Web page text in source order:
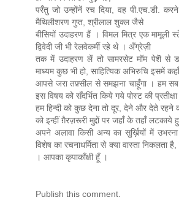
परँतु जो उन्होंनें रच दिया, वह पी.एच.डी.
मैथिलीशरण गुप्त, श्रीलाल शुक्ल जैसे
बीसियों उदाहरण हैं । विमल मित्र एक मामूली
द्विवेदी जी भी रेलवेकर्मी रहे थे । अँग्रेज़ी
तक में उदाहरण लें तो सामरसेट मॉम पेशॆ से
माध्यम कुछ भी हो, साहित्यिक अभिरुचि इसमें
आपसे जरा तफ़्सील से समझना चाहूँगा । हम
इस विषय को सँदर्भित किये गये पोस्ट की
हम हिन्दी को कुछ देना तो दूर, देने और देते रहने
को इन्हीं ग़ैरज़रूरी मुद्दों पर जहाँ के तहाँ लटकाये
अपने अलावा किसी अन्य का सुर्ख़ियों में उभरना
विशेष का रचनाधर्मिता से क्या वास्ता निकलता
। आपका कृपाकाँक्षी हूँ ।
Publish this comment.